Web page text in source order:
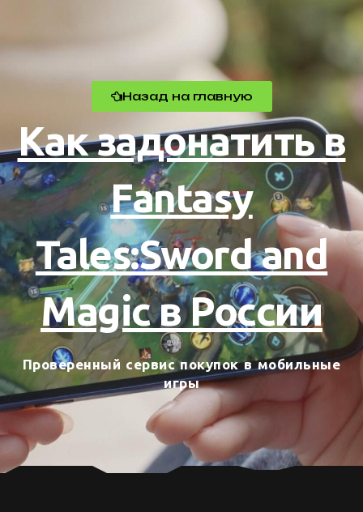
Назад на главную
Как задонатить в
Fantasy
Tales:Sword and
Magic в России
Проверенный сервис покупок в мобильные
игры